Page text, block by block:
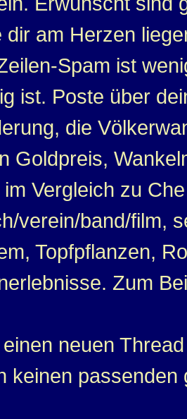
dir am Herzen
Spam ist
ist. Poste über
die
Goldpreis,
Vergleich zu
verein/band/film,
Topfpflanzen,
Zum
neuen
keinen